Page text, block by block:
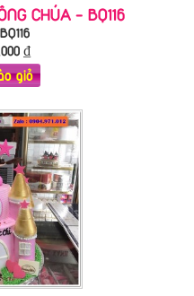
CHÚA - BQ116
₫
giỏ